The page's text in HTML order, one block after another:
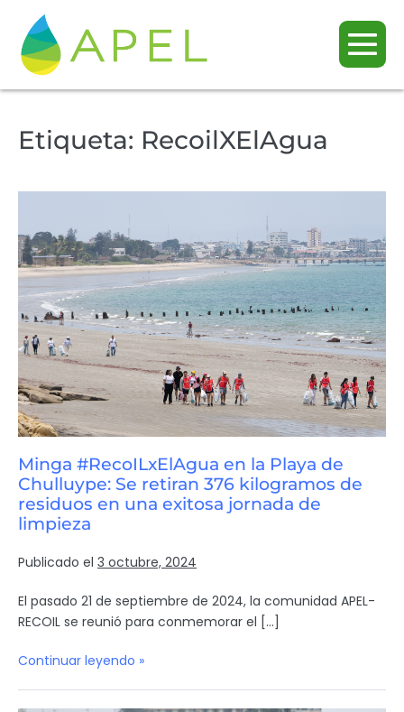
Etiqueta: RecoilXElAgua
Minga #RecoILxElAgua en la Playa de
Chulluype: Se retiran 376 kilogramos de
residuos en una exitosa jornada de
limpieza
Publicado el 3 octubre, 2024
El pasado 21 de septiembre de 2024, la comunidad APEL-
RECOIL se reunió para conmemorar el […]
Continuar leyendo »